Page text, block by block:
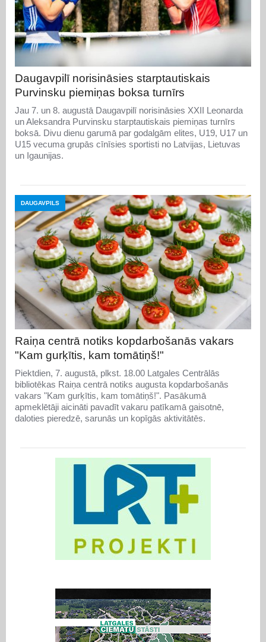
Daugavpilī norisināsies starptautiskais
Purvinsku piemiņas boksa turnīrs
Jau 7. un 8. augustā Daugavpilī norisināsies XXII Leonarda
un Aleksandra Purvinsku starptautiskais piemiņas turnīrs
boksā. Divu dienu garumā par godalgām elites, U19, U17 un
U15 vecuma grupās cīnīsies sportisti no Latvijas, Lietuvas
un Igaunijas.
DAUGAVPILS
Raiņa centrā notiks kopdarbošanās vakars
"Kam gurķītis, kam tomātiņš!"
Piektdien, 7. augustā, plkst. 18.00 Latgales Centrālās
bibliotēkas Raiņa centrā notiks augusta kopdarbošanās
vakars "Kam gurķītis, kam tomātiņš!". Pasākumā
apmeklētāji aicināti pavadīt vakaru patīkamā gaisotnē,
daloties pieredzē, sarunās un kopīgās aktivitātēs.